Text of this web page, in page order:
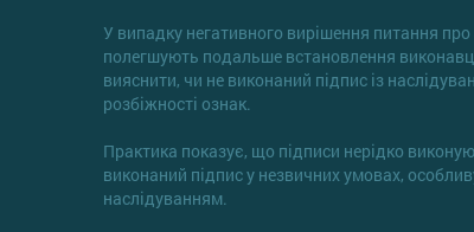
У випадку негативного вирішення питання
полегшують подальше встановлення
вияснити, чи не виконаний підпис із
розбіжності ознак.
Практика показує, що підписи нерідко
виконаний підпис у незвичних умовах,
наслідуванням.